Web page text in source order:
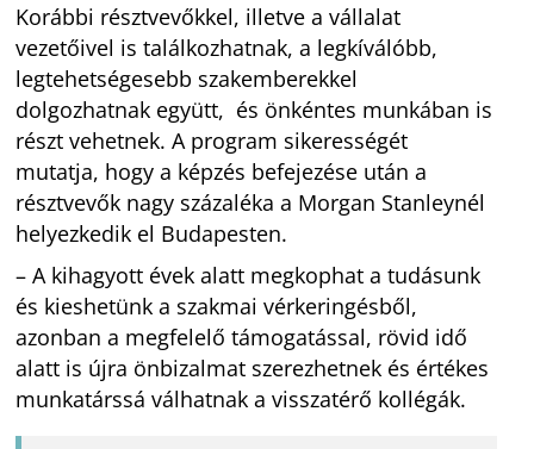
Korábbi résztvevőkkel, illetve a vállalat
vezetőivel is találkozhatnak, a legkíválóbb,
legtehetségesebb szakemberekkel
dolgozhatnak együtt, és önkéntes munkában is
részt vehetnek. A program sikerességét
mutatja, hogy a képzés befejezése után a
résztvevők nagy százaléka a Morgan Stanleynél
helyezkedik el Budapesten.
– A kihagyott évek alatt megkophat a tudásunk
és kieshetünk a szakmai vérkeringésből,
azonban a megfelelő támogatással, rövid idő
alatt is újra önbizalmat szerezhetnek és értékes
munkatárssá válhatnak a visszatérő kollégák.